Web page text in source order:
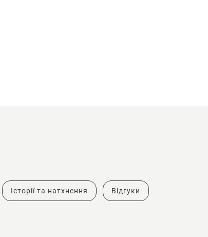
Історії та натхнення Відгуки